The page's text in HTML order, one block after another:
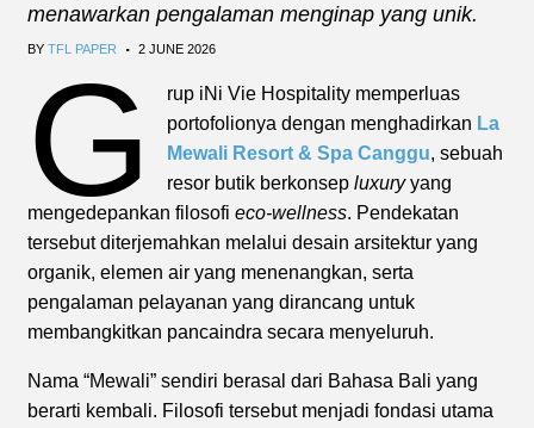
menawarkan pengalaman menginap yang unik.
BY TFL PAPER . 2 JUNE 2026
G
rup iNi Vie Hospitality memperluas
portofolionya dengan menghadirkan La
Mewali Resort & Spa Canggu, sebuah
resor butik berkonsepluxuryyang
mengedepankan filosofi eco-wellness. Pendekatan
tersebut diterjemahkan melalui desain arsitektur yang
organik, elemen air yang menenangkan, serta
pengalaman pelayanan yang dirancang untuk
membangkitkan pancaindra secara menyeluruh.
Nama “Mewali” sendiri berasal dari Bahasa Bali yang
berarti kembali. Filosofi tersebut menjadi fondasi utama